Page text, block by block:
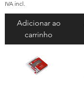
IVA incl.
Adicionar ao
carrinho